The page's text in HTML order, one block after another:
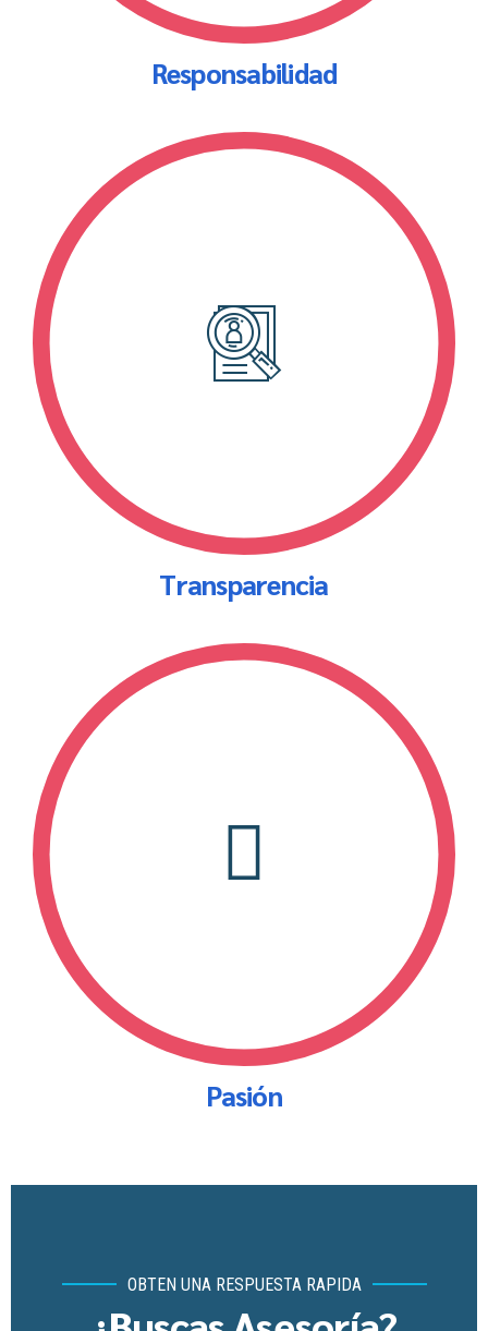
Responsabilidad
Transparencia
Pasión
OBTEN UNA RESPUESTA RAPIDA